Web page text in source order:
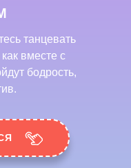
танцевать
вместе с
бодрость,